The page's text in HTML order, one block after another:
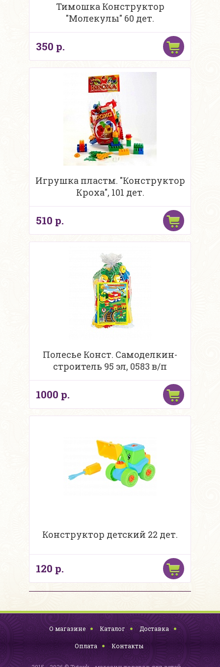
Тимошка Конструктор
"Молекулы" 60 дет.
350 р.
Игрушка пластм. "Конструктор
Кроха", 101 дет.
510 р.
Полесье Конст. Самоделкин-
строитель 95 эл, 0583 в/п
1000 р.
Конструктор детский 22 дет.
120 р.
О магазине Каталог Доставка
Оплата Контакты